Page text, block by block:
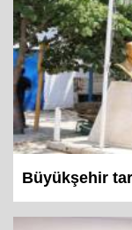
Büyükşehir